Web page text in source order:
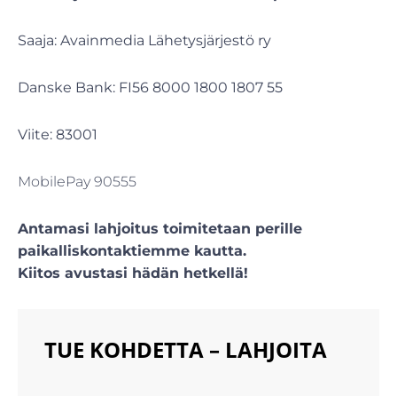
Saaja: Avainmedia Lähetysjärjestö ry
Danske Bank: FI56 8000 1800 1807 55
Viite: 83001
MobilePay 90555
Antamasi lahjoitus toimitetaan perille
paikalliskontaktiemme kautta.
Kiitos avustasi hädän hetkellä!
TUE KOHDETTA – LAHJOITA